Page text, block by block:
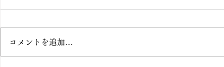
コメントを追加…